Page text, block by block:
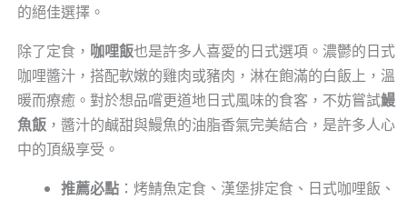
的絕佳選擇。
除了定食， 咖哩飯也是許多人喜愛的日式選項。濃鬱的日式
咖哩醬汁，搭配軟嫩的雞肉或豬肉，淋在飽滿的白飯上，溫
暖而療癒。對於想品嚐更道地日式風味的食客，不妨嘗試鰻
魚飯，醬汁的鹹甜與鰻魚的油脂香氣完美結合，是許多人心
中的頂級享受。
推薦必點：烤鯖魚定食、漢堡排定食、日式咖哩飯、